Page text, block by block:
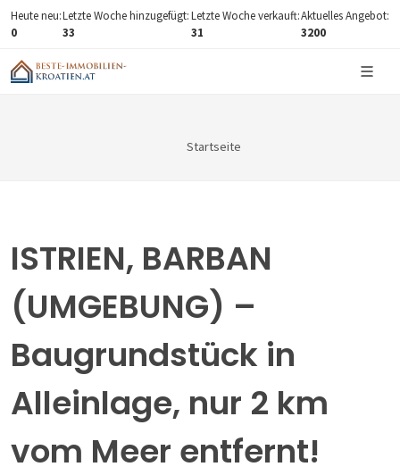
Heute neu:
0
Letzte Woche hinzugefügt:
33
Letzte Woche verkauft:
31
Aktuelles Angebot:
3200
Startseite
ISTRIEN, BARBAN
(UMGEBUNG) –
Baugrundstück in
Alleinlage, nur 2 km
vom Meer entfernt!